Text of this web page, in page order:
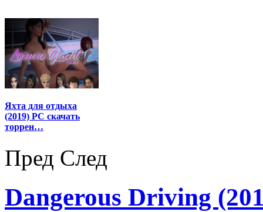
Яхта для отдыха
(2019) PC скачать
торрен…
Пред След
Dangerous Driving